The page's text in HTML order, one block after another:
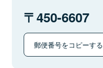
450-6607
郵便番号をコピーする